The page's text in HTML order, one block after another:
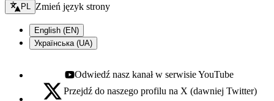
Zmień język - bieżący:
PL Zmień język strony
English (EN)
Українська (UA)
Youtube - otwiera się w nowej karcie
Odwiedź nasz kanał w serwisie YouTube
X - otwiera się w nowej karcie
Przejdź do naszego profilu na X (dawniej Twitter)